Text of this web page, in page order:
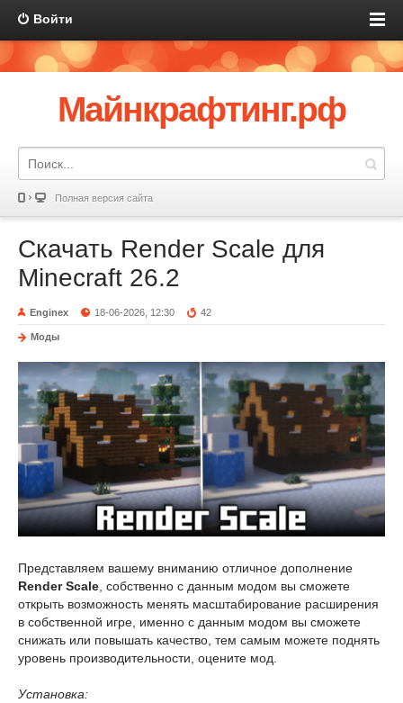
Войти
Майнкрафтинг.рф
Полная версия сайта
Скачать Render Scale для
Minecraft 26.2
Enginex 18-06-2026, 12:30 42
Моды
Представляем вашему вниманию отличное дополнение
Render Scale , собственно с данным модом вы сможете
открыть возможность менять масштабирование расширения
в собственной игре, именно с данным модом вы сможете
снижать или повышать качество, тем самым можете поднять
уровень производительности, оцените мод.
Установка: